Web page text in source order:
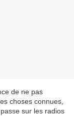
de ne pas
choses connues,
sur les radios